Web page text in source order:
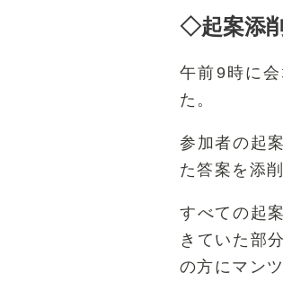
◇起案添
午前9時に
た。
参加者の起
た答案を添
すべての起
きていた部
の方にマン